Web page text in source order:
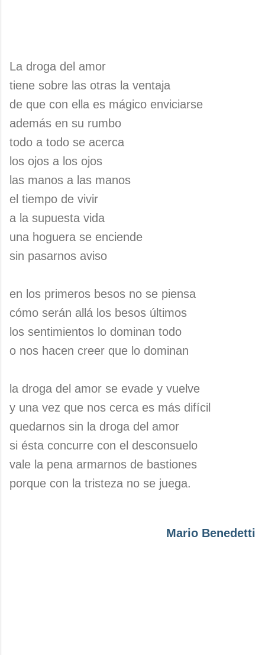
La droga del amor
tiene sobre las otras la ventaja
de que con ella es mágico enviciarse
además en su rumbo
todo a todo se acerca
los ojos a los ojos
las manos a las manos
el tiempo de vivir
a la supuesta vida
una hoguera se enciende
sin pasarnos aviso
en los primeros besos no se piensa
cómo serán allá los besos últimos
los sentimientos lo dominan todo
o nos hacen creer que lo dominan
la droga del amor se evade y vuelve
y una vez que nos cerca es más difícil
quedarnos sin la droga del amor
si ésta concurre con el desconsuelo
vale la pena armarnos de bastiones
porque con la tristeza no se juega.
Mario Benedetti